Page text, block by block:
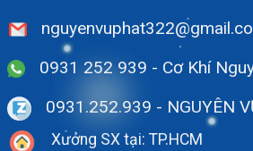
0931 252 939 - Cơ Khí
0931.252.939 - NGUYÊN
Xưởng SX tại: TP.HCM